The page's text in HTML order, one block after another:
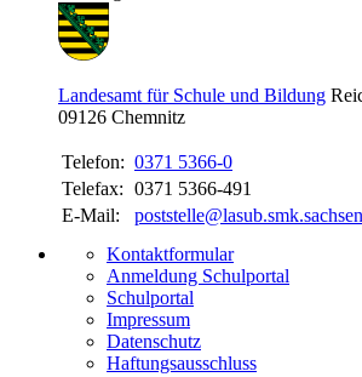
Landesamt für Schule und Bildung
09126 Chemnitz
Telefon: 0371 5366-0
Telefax: 0371 5366-491
E-Mail:
Kontaktformular
Anmeldung Schulportal
Schulportal
Impressum
Datenschutz
Haftungsausschluss